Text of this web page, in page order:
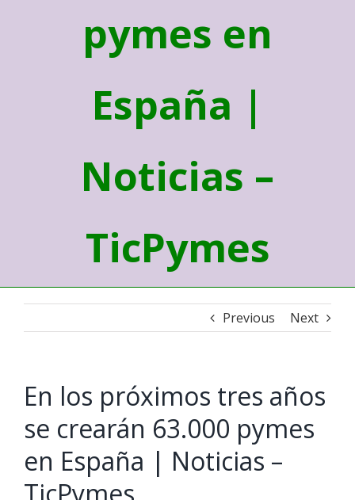
pymes en
España |
Noticias –
TicPymes
Previous Next
En los próximos tres años
se crearán 63.000 pymes
en España | Noticias –
TicPymes